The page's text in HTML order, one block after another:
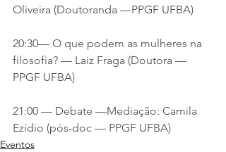
Oliveira (Doutoranda —PPGF UFBA)
20:30— O que podem as mulheres na
filosofia? — Laiz Fraga (Doutora —
PPGF UFBA)
21:00 — Debate —Mediação: Camila
Ezídio (pós-doc — PPGF UFBA)
Eventos